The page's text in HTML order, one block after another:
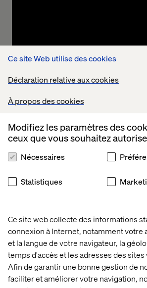
Ce site Web utilise des cookies
Déclaration relative aux cookies
À propos des cookies
Ce site web collecte des informations
connexion à Internet, notamment votre
et la langue de votre navigateur, la
temps d'accès et les adresses des
Afin de garantir une bonne gestion de
faciliter et améliorer votre navigation,
Modifiez les paramètres des
ceux que vous souhaitez
Nécessaires
Statistiques
de l'IA. Nous identifions les
générative peut induire des
significatifs, améliorer l'efficacité ou
nouvelles voies de croissance.
Recevez des
l'applicabilité de la technologie
Une fois que nous avons identifié